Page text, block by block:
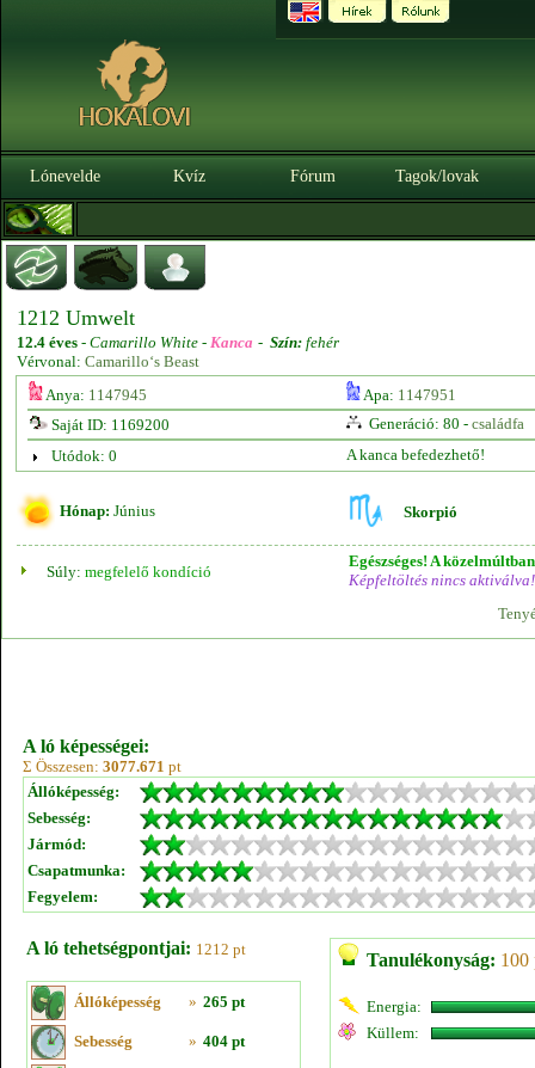
Lónevelde Kvíz Fórum Tagok/lovak
1212 Umwelt
12.4 éves - Camarillo White - Kanca - Szín: fehér
Vérvonal: Camarillo‘s Beast
Anya: 1147945 Apa: 1147951
Saját ID: 1169200
Generáció: 80 - családfa
Utódok: 0
A kanca befedezhető!
Hónap: Június Skorpió
Súly: megfelelő kondíció
Egészséges! A
Képfeltöltés nincs aktiválva!
A ló képességei:
Σ Összesen: 3077.671 pt
Állóképesség:
Sebesség:
Jármód:
Csapatmunka:
Fegyelem:
A ló tehetségpontjai: 1212 pt
Állóképesség » 265 pt
Sebesség » 404 pt
Tanulékonyság: 100
Energia:
Küllem: